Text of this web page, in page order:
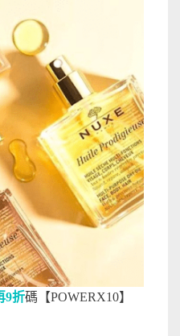
9折碼【POWERX10】